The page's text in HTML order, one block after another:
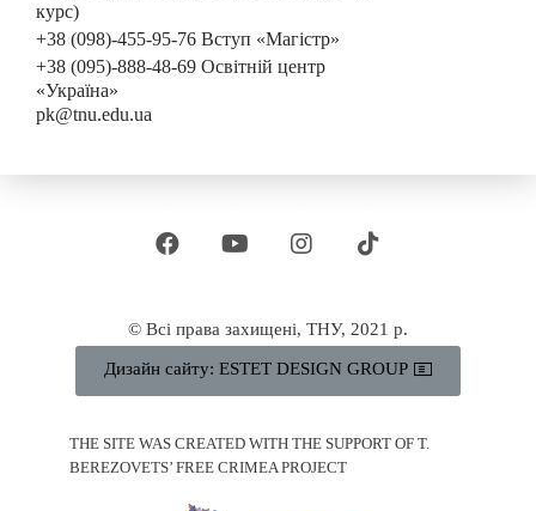
курс)
+38 (098)-455-95-76 Вступ «Магістр»
+38 (095)-888-48-69 Освітній центр
«Україна»
pk@tnu.edu.ua
© Всі права захищені, ТНУ, 2021 р.
Дизайн сайту: ESTET DESIGN GROUP
THE SITE WAS CREATED WITH THE SUPPORT OF T.
BEREZOVETS’ FREE CRIMEA PROJECT